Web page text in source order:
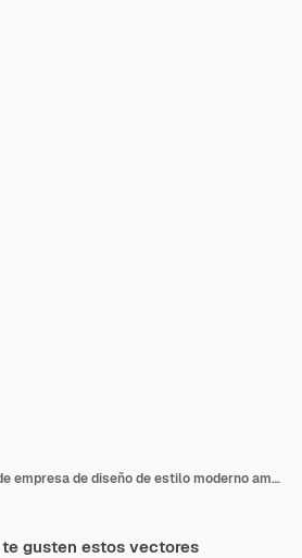
Plantilla de perfil de empresa de diseño de estilo moderno amarillo flyer
gusten estos vectores